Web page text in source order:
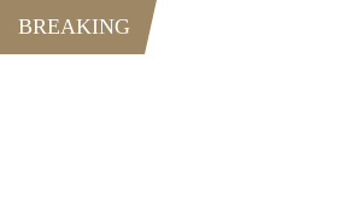
BREAKING